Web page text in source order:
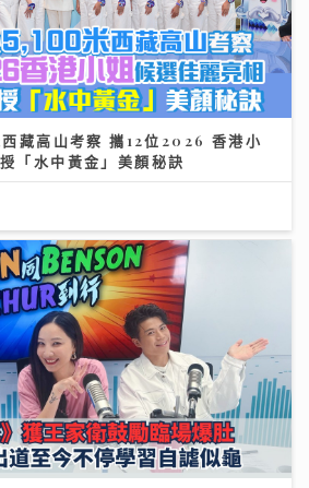
藏高山考察 攜12位2026 香港小
「水中黃金」美顏秘訣